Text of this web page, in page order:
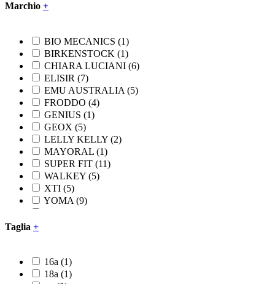
Marchio +
BIO MECANICS (1)
BIRKENSTOCK (1)
CHIARA LUCIANI (6)
ELISIR (7)
EMU AUSTRALIA (5)
FRODDO (4)
GENIUS (1)
GEOX (5)
LELLY KELLY (2)
MAYORAL (1)
SUPER FIT (11)
WALKEY (5)
XTI (5)
YOMA (9)
Taglia +
16a (1)
18a (1)